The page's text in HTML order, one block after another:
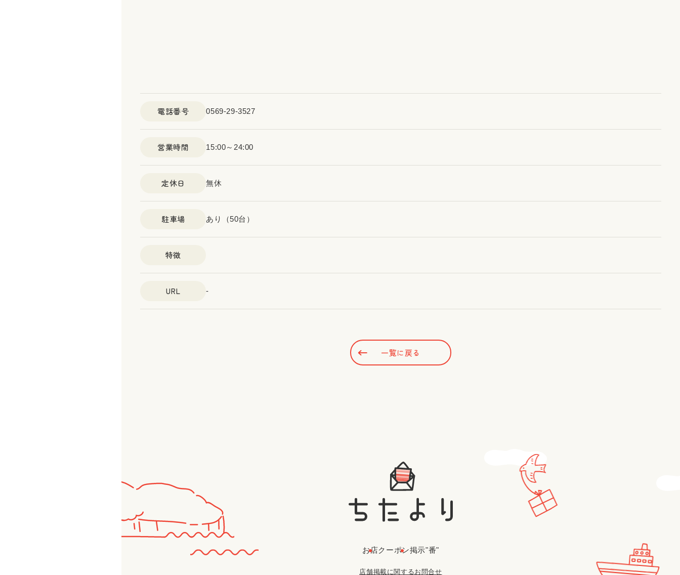
電話番号 0569-29-3527
営業時間 15:00～24:00
定休日 無休
駐車場 あり（50台）
特徴
URL -
一覧に戻る
お店クーポン掲示"番"
店舗掲載に関するお問合せ